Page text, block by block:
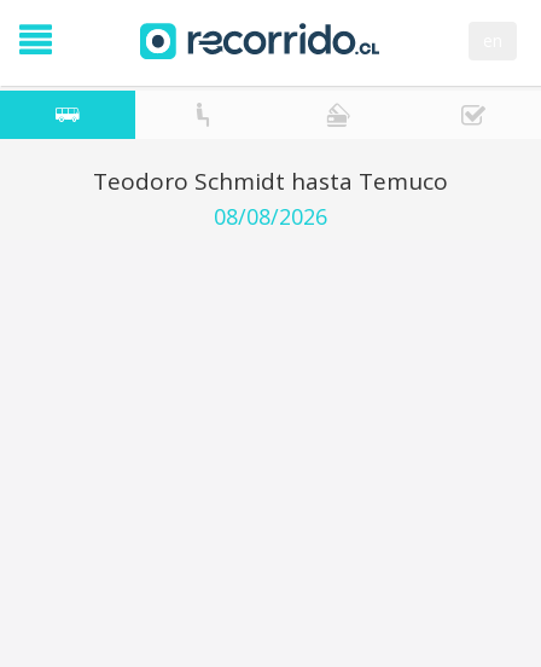
Teodoro Schmidt hasta Temuco
08/08/2026